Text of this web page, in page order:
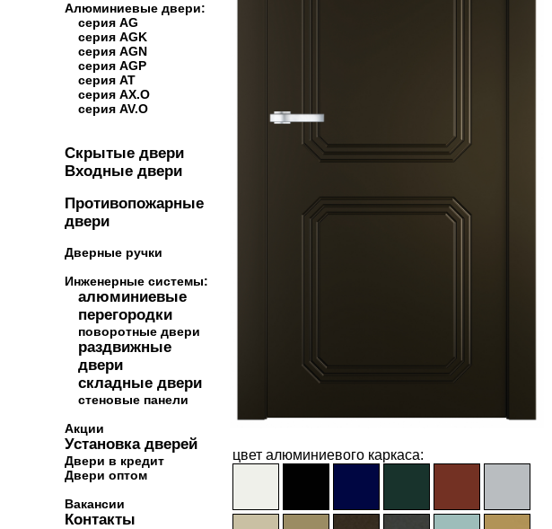
Алюминиевые двери:
серия AG
серия AGK
серия AGN
серия AGP
серия AT
серия AX.O
серия AV.O
Скрытые двери
Входные двери
Противопожарные
двери
Дверные ручки
Инженерные системы:
алюминиевые
перегородки
поворотные двери
раздвижные
двери
складные двери
стеновые панели
Акции
Установка дверей
Двери в кредит
Двери оптом
Вакансии
Контакты
цвет алюминиевого каркаса: